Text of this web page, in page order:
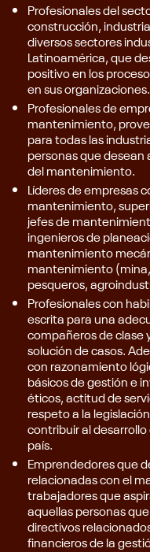
Profesionales del
construcción,
diversos sectores
Latinoamérica, que
positivo en los
en sus organizaciones.
Profesionales de
mantenimiento,
para todas las
personas que
del mantenimiento.
Líderes de empresas
mantenimiento,
jefes de
ingenieros de
mantenimiento
mantenimiento
pesqueros,
Profesionales con
escrita para una
compañeros de clase
solución de casos.
con razonamiento
básicos de gestión e
éticos, actitud de
respeto a la
contribuir al
país.
Emprendedores que
relacionadas con el
trabajadores que
aquellas personas
directivos
financieros de la